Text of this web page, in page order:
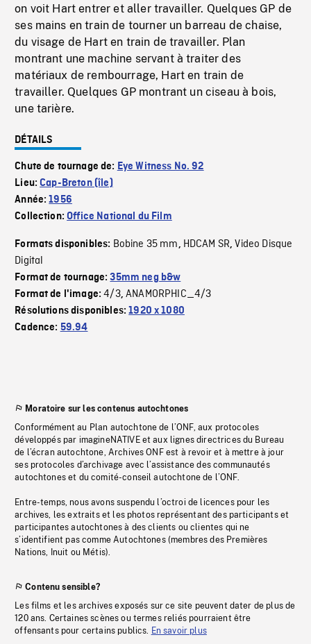
on voit Hart entrer et aller travailler. Quelques GP de
ses mains en train de tourner un barreau de chaise,
du visage de Hart en train de travailler. Plan
montrant une machine servant à traiter des
matériaux de rembourrage, Hart en train de
travailler. Quelques GP montrant un ciseau à bois,
une tarière.
DÉTAILS
Chute de tournage de: Eye Witness No. 92
Lieu:Cap-Breton (île)
Année:1956
Collection:Office National du Film
Formats disponibles: Bobine 35 mm, HDCAM SR,Video Disque
Digital
Format de tournage:35mm neg b&w
Format de l'image:4/3,ANAMORPHIC_4/3
Résolutions disponibles:1920 x 1080
Cadence: 59.94
Moratoire sur les contenus autochtones
Conformément au Plan autochtone de l’ONF, aux protocoles
développés par imagineNATIVE et aux lignes directrices du Bureau
de l’écran autochtone, Archives ONF est à revoir et à mettre à jour
ses protocoles d’archivage avec l’assistance des communautés
autochtones et du comité-conseil autochtone de l’ONF.
Entre-temps, nous avons suspendu l’octroi de licences pour les
archives, les extraits et les photos représentant des participants et
participantes autochtones à des clients ou clientes qui ne
s’identifient pas comme Autochtones (membres des Premières
Nations, Inuit ou Métis).
Contenu sensible?
Les films et les archives exposés sur ce site peuvent dater de plus de
120 ans. Certaines scènes ou termes reliés pourraient être
offensants pour certains publics. En savoir plus